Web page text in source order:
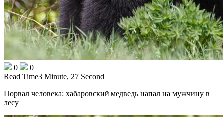
0
0
Read Time3 Minute, 27 Second
Порвал человека: хабаровский медведь напал на мужчину в
лесу